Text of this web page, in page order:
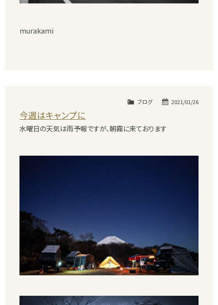
murakami
2021/01/26
ブログ
今週はキャンプに
水曜日の天気は雨予報ですが、朝霧に来ております